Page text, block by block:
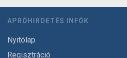
APRÓHIRDETÉS INFÓK
Nyitólap
Regisztráció